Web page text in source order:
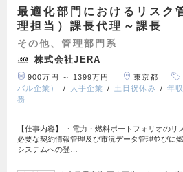
最適化部門におけるリスク
理担当）課長代理～課長
その他、管理部門系
株式会社JERA
900万円 ～ 1399万円 東京都
バル企業）
大手企業 土日祝休み 年
務
【仕事内容】 ・電力・燃料ポートフォリオのリ
必要な契約情報管理及び市況データ管理並びに
システムへの登…